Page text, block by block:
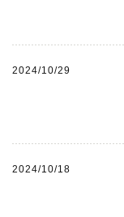
2024/10/29
2024/10/18